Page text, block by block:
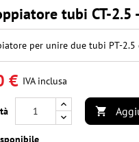
tubi CT-2.5
per unire due tubi PT-2.5
€ IVA inclusa
